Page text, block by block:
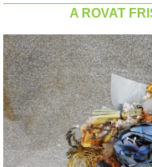
A ROVAT